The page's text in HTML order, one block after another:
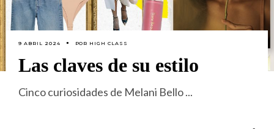
9 ABRIL 2024 POR HIGH CLASS
Las claves de su estilo
Cinco curiosidades de Melani Bello